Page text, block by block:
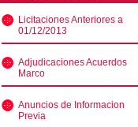
Licitaciones Anteriores a
01/12/2013
Adjudicaciones Acuerdos
Marco
Anuncios de Informacion
Previa